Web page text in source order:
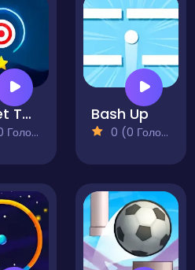
Target Tap Deluxe Bash Up
0 (0 Голосів)